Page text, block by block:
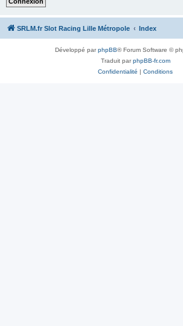
SRLM.fr Slot Racing Lille Métropole Index
Développé parphpBB® Forum Software ©
Traduit parphpBB-fr.com
Confidentialité | Conditions